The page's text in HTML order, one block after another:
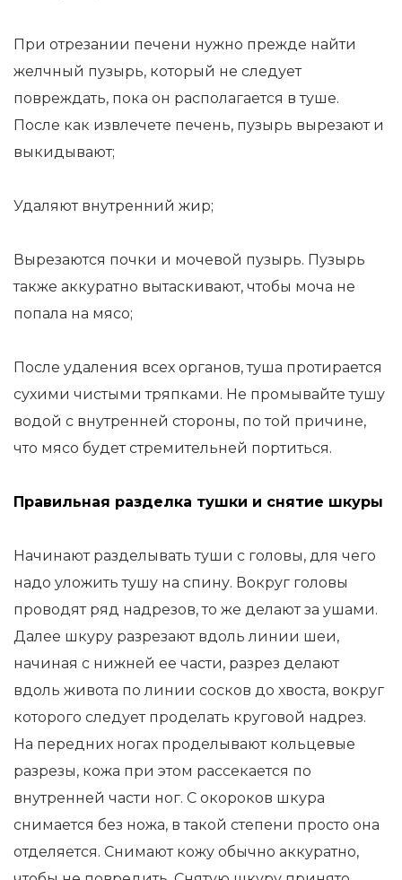
При отрезании печени нужно прежде найти
желчный пузырь, который не следует
повреждать, пока он располагается в туше.
После как извлечете печень, пузырь вырезают и
выкидывают;
Удаляют внутренний жир;
Вырезаются почки и мочевой пузырь. Пузырь
также аккуратно вытаскивают, чтобы моча не
попала на мясо;
После удаления всех органов, туша протирается
сухими чистыми тряпками. Не промывайте тушу
водой с внутренней стороны, по той причине,
что мясо будет стремительней портиться.
Правильная разделка тушки и снятие шкуры
Начинают разделывать туши с головы, для чего
надо уложить тушу на спину. Вокруг головы
проводят ряд надрезов, то же делают за ушами.
Далее шкуру разрезают вдоль линии шеи,
начиная с нижней ее части, разрез делают
вдоль живота по линии сосков до хвоста, вокруг
которого следует проделать круговой надрез.
На передних ногах проделывают кольцевые
разрезы, кожа при этом рассекается по
внутренней части ног. С окороков шкура
снимается без ножа, в такой степени просто она
отделяется. Снимают кожу обычно аккуратно,